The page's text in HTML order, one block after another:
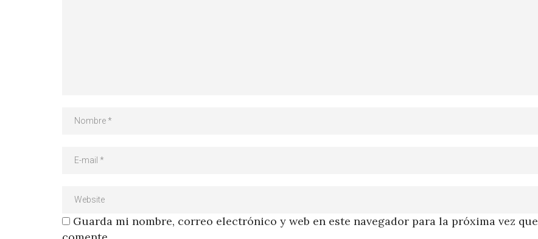
Guarda mi nombre, correo electrónico y web en este navegador para la próxima vez que